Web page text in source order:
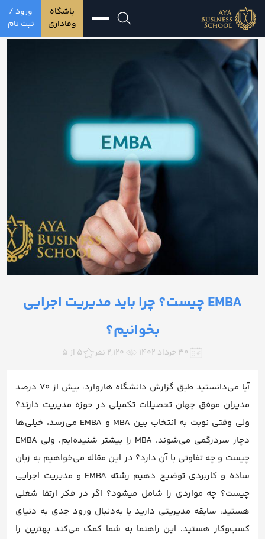
باشگاه
وفاداری
ورود /
ثبت نام
EMBA چیست؟ چرا باید مدیریت اجرایی
بخوانیم؟
۳۰ خرداد ۱۴۰۲ 2,120 نفر 5 از 5
آیا می‌دانستید طبق گزارش دانشگاه هاروارد، بیش از 70 درصد
مدیران موفق جهان تحصیلات تکمیلی در حوزه مدیریت دارند؟
ولی وقتی نوبت به انتخاب بین MBA و EMBA می‌رسد، خیلی‌ها
دچار سردرگمی می‌شوند. MBA را بیشتر شنیده‌ایم، ولی EMBA
چیست و چه تفاوتی با آن دارد؟ در این مقاله می‌خواهیم به زبان
ساده و کاربردی توضیح دهیم رشته EMBA و مدیریت اجرایی
چیست؟ چه مواردی را شامل میشود؟ اگر در فکر ارتقا شغلی
هستید، سابقه مدیریتی دارید یا به‌دنبال ورود جدی به دنیای
کسب‌وکار هستید، این راهنما به شما کمک می‌کند بهترین را